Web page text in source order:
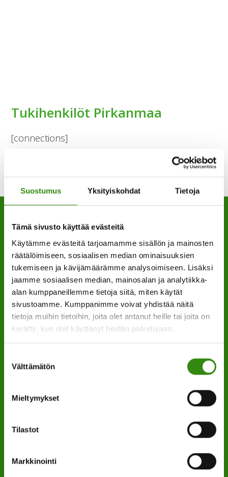
Suostumus Yksityiskohdat Tietoja
Tämä sivusto käyttää evästeitä
Käytämme evästeitä tarjoamamme sisällön ja mainosten
räätälöimiseen, sosiaalisen median ominaisuuksien
tukemiseen ja kävijämäärämme analysoimiseen. Lisäksi
jaamme sosiaalisen median, mainosalan ja analytiikka-
alan kumppaneillemme tietoja siitä, miten käytät
sivustoamme. Kumppanimme voivat yhdistää näitä
tietoja muihin tietoihin, joita olet antanut heille tai joita on
kerätty, kun olet käyttänyt heidän palvelujaan.
valinta
Välttämätön
Mieltymykset
Tilastot
Markkinointi
Tukihenkilöt Pirkanmaa
[connections]
YHTEYSTIETOMME
Maaseudun tukihenkilöverkko
Eerikinkatu 27, 6. krs
00180 Helsinki
0400 789 481